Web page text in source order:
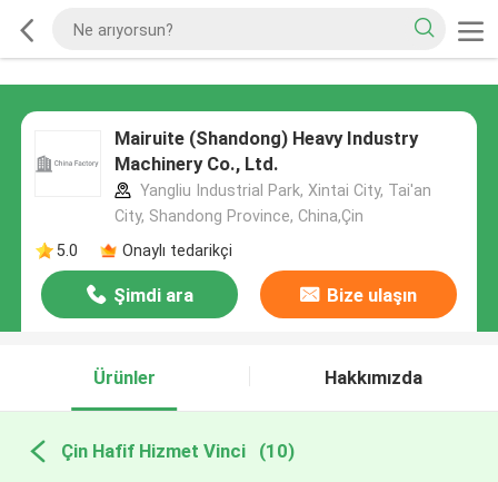
Mairuite (Shandong) Heavy Industry
Machinery Co., Ltd.
Yangliu Industrial Park, Xintai City, Tai'an
City, Shandong Province, China,Çin
5.0
Onaylı tedarikçi
Şimdi ara Bize ulaşın
Ürünler Hakkımızda
Çin Hafif Hizmet Vinci (10)